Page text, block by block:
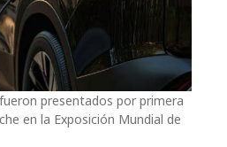
presentados por primera
en la Exposición Mundial de